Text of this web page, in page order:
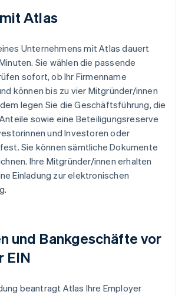
Atlas
Unternehmens mit Atlas dauert
Sie wählen die passende
sofort, ob Ihr Firmenname
können bis zu vier Mitgründer/innen
legen Sie die Geschäftsführung, die
sowie eine Beteiligungsreserve
und Investoren oder
Sie können sämtliche Dokumente
Ihre Mitgründer/innen erhalten
Einladung zur elektronischen
und Bankgeschäfte vor
EIN
beantragt Atlas Ihre Employer